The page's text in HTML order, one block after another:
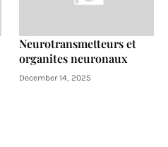
Neurotransmetteurs et
organites neuronaux
December 14, 2025